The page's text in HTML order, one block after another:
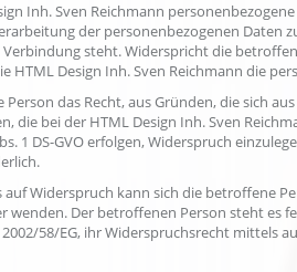
Inh. Sven Reichmann
der personenbezogenen Daten
steht. Widerspricht die
HTML Design Inh. Sven Reichmann die
das Recht, aus Gründen, die sich
die bei der HTML Design Inh. Sven
1 DS-GVO erfolgen, Widerspruch
auf Widerspruch kann sich die betroffene
wenden. Der betroffenen Person steht es
58/EG, ihr Widerspruchsrecht mittels